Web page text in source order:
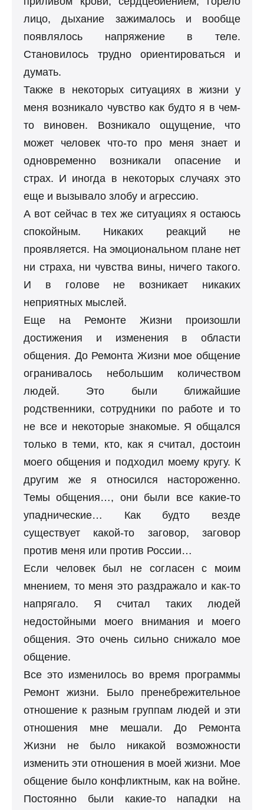
лицо, дыхание зажималось и вообще
появлялось напряжение в теле.
Становилось трудно ориентироваться и
думать.
Также в некоторых ситуациях в жизни у
меня возникало чувство как будто я в чем-
то виновен. Возникало ощущение, что
может человек что-то про меня знает и
одновременно возникали опасение и
страх. И иногда в некоторых случаях это
еще и вызывало злобу и агрессию.
А вот сейчас в тех же ситуациях я остаюсь
спокойным. Никаких реакций не
проявляется. На эмоциональном плане нет
ни страха, ни чувства вины, ничего такого.
И в голове не возникает никаких
неприятных мыслей.
Еще на Ремонте Жизни произошли
достижения и изменения в области
общения. До Ремонта Жизни мое общение
огранивалось небольшим количеством
людей. Это были ближайшие
родственники, сотрудники по работе и то
не все и некоторые знакомые. Я общался
только в теми, кто, как я считал, достоин
моего общения и подходил моему кругу. К
другим же я относился настороженно.
Темы общения…, они были все какие-то
упаднические… Как будто везде
существует какой-то заговор, заговор
против меня или против России…
Если человек был не согласен с моим
мнением, то меня это раздражало и как-то
напрягало. Я считал таких людей
недостойными моего внимания и моего
общения. Это очень сильно снижало мое
общение.
Все это изменилось во время программы
Ремонт жизни. Было пренебрежительное
отношение к разным группам людей и эти
отношения мне мешали. До Ремонта
Жизни не было никакой возможности
изменить эти отношения в моей жизни. Мое
общение было конфликтным, как на войне.
Постоянно были какие-то нападки на